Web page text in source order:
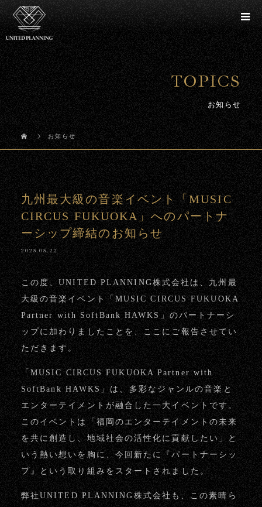
TOPICS
お知らせ
お知らせ
九州最大級の音楽イベント「MUSIC
CIRCUS FUKUOKA」へのパートナ
ーシップ締結のお知らせ
2025.05.22
この度、UNITED PLANNING株式会社は、九州最
大級の音楽イベント「MUSIC CIRCUS FUKUOKA
Partner with SoftBank HAWKS」のパートナーシ
ップに加わりましたことを、ここにご報告させてい
ただきます。
「MUSIC CIRCUS FUKUOKA Partner with
SoftBank HAWKS」は、多彩なジャンルの音楽と
エンターテイメントが融合した一大イベントです。
このイベントは「福岡のエンターテイメントの未来
を共に創造し、地域社会の活性化に貢献したい」と
いう熱い想いを胸に、今回新たに『パートナーシッ
プ』という取り組みをスタートされました。
弊社UNITED PLANNING株式会社も、この素晴ら